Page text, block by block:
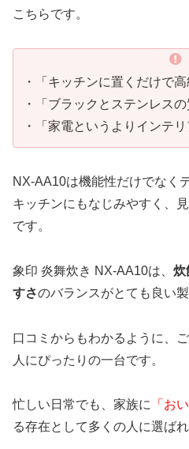
こちらです。
・「キッチンに置くだけで高
・「ブラックとステンレスの
・「家電というよりインテリ
NX-AA10は機能性だけでなく
キッチンにもなじみやすく、
です。
象印 炎舞炊き NX-AA10は、 炊
すさのバランスがとても良い製
口コミからもわかるように、
人にぴったりの一台です。
忙しい日常でも、家族に 「お
る存在として多くの人に選ばれ